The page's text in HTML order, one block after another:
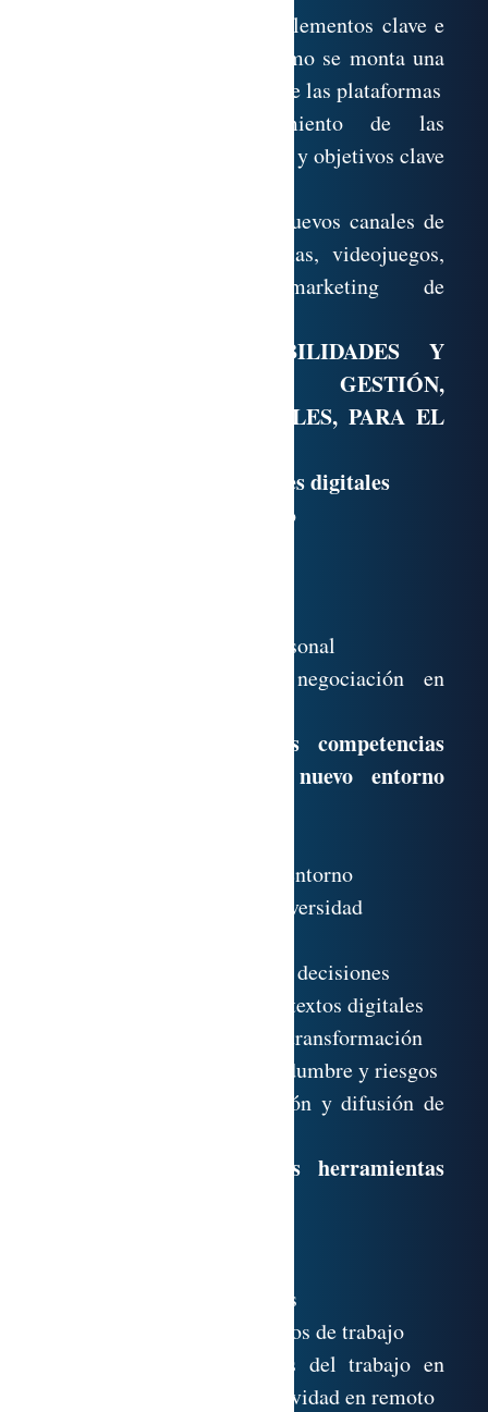
Conocimiento de los elementos clave e
imprescindibles de cómo se monta una
campaña en cada una de las plataformas
Creación y seguimiento de las
estrategias de campaña y objetivos clave
Comprensión de los nuevos canales de
adquisición: plataformas, videojuegos,
nuevas redes, marketing de
MÓDULO 7. HABILIDADES Y
COMPETENCIAS DE GESTIÓN,
PERSONALES Y SOCIALES, PARA EL
Impulso de habilidades digitales
1.1. Liderazgo participativo
1.5. Creación de marca personal
1.6. Comunicación y negociación en
Comprensión de las competencias
necesarias para el nuevo entorno
2.2. La colaboración en el entorno
2.3. La integración de la diversidad
2.5. La agilidad en toma de decisiones
2.6. La anticipación en contextos digitales
2.7. La flexibilidad para la transformación
2.8. La asunción de incertidumbre y riesgos
2.9. La elaboración, gestión y difusión de
Conocimiento de las herramientas
3.3. La gestión de proyectos
3.4. Automatización de flujos de trabajo
Práctica en las claves del trabajo en
equipo y de la productividad en remoto